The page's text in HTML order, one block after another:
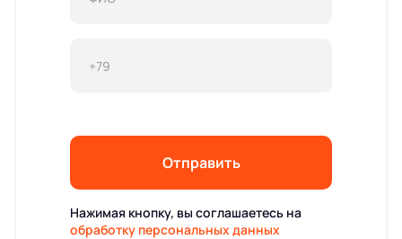
Отправить
Нажимая кнопку, вы соглашаетесь на
обработку персональных данных